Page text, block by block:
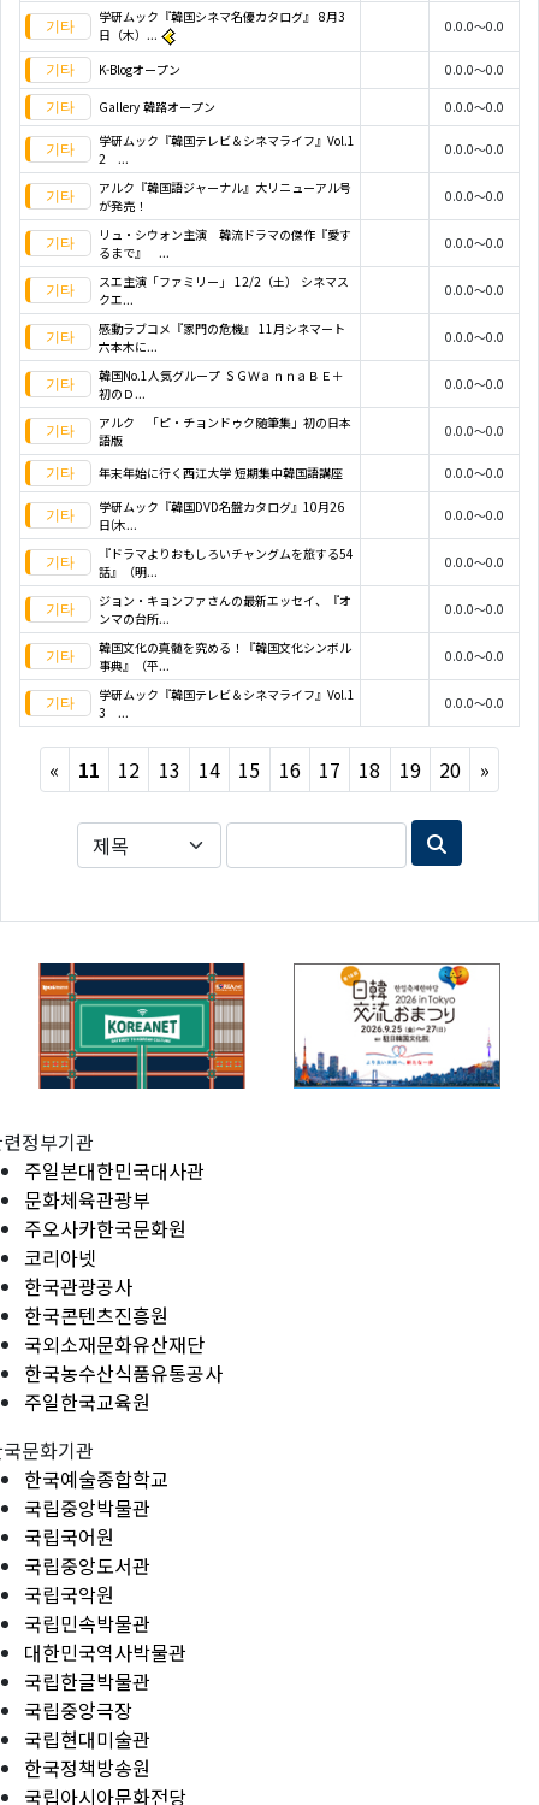
学研ムック『韓国シネマ名優カタログ』 8月3
日（木）...
0.0.0～0.0
K-Blogオープン 0.0.0～0.0
Gallery 韓路オープン
0.0.0～0.0
学研ムック『韓国テレビ＆シネマライフ』Vol.1
2 ...
0.0.0～0.0
アルク『韓国語ジャーナル』大リニューアル号
が発売！
0.0.0～0.0
リュ・シウォン主演 韓流ドラマの傑作『愛す
るまで』 ...
0.0.0～0.0
スエ主演「ファミリー」 12/2（土） シネマス
クエ...
0.0.0～0.0
感動ラブコメ『家門の危機』 11月シネマート
六本木に...
0.0.0～0.0
韓国No.1人気グループ ＳＧＷａｎｎａＢＥ＋
初のＤ...
0.0.0～0.0
アルク 「ピ・チョンドゥク随筆集」初の日本
語版
0.0.0～0.0
年末年始に行く西江大学 短期集中韓国語講座
0.0.0～0.0
学研ムック『韓国DVD名盤カタログ』10月26
日(木...
0.0.0～0.0
『ドラマよりおもしろいチャングムを旅する54
話』（明...
0.0.0～0.0
ジョン・キョンファさんの最新エッセイ、『オ
ンマの台所...
0.0.0～0.0
韓国文化の真髄を究める！『韓国文化シンボル
事典』（平...
0.0.0～0.0
学研ムック『韓国テレビ＆シネマライフ』Vol.1
3 ...
0.0.0～0.0
« Previous
11 12 13 14 15 16 17 18 19 20 »Next
정부기관
주일본대한민국대사관
문화체육관광부
주오사카한국문화원
코리아넷
한국관광공사
한국콘텐츠진흥원
국외소재문화유산재단
한국농수산식품유통공사
주일한국교육원
문화기관
한국예술종합학교
국립중앙박물관
국립국어원
국립중앙도서관
국립국악원
국립민속박물관
대한민국역사박물관
국립한글박물관
국립중앙극장
국립현대미술관
한국정책방송원
국립아시아문화전당